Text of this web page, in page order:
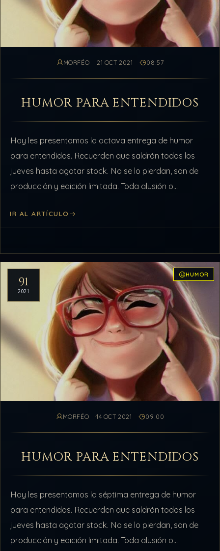
MORFÉO 21 OCT 2021 08:57
HUMOR PARA ENTENDIDOS
Hoy les presentamos la octava entrega de humor
para entendidos. Recuerden que saldrán todos los
jueves hasta agotar stock. No se lo pierdan, son de
producción y edición limitada. Toda alusión o
IR AL ARTÍCULO
91
2021
HUMOR
MORFÉO 14 OCT 2021 09:00
HUMOR PARA ENTENDIDOS
Hoy les presentamos la séptima entrega de humor
para entendidos. Recuerden que saldrán todos los
jueves hasta agotar stock. No se lo pierdan, son de
producción y edición limitada. Toda alusión o